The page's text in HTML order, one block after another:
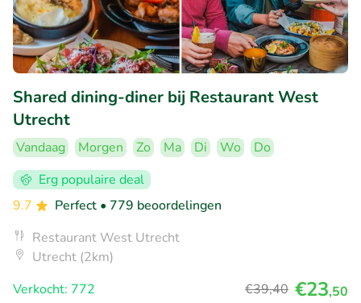
Shared dining-diner bij Restaurant West
Utrecht
Vandaag Morgen Zo Ma Di Wo
Do
Erg populaire deal
9.7
Perfect • 779 beoordelingen
Restaurant West Utrecht
Utrecht (2km)
Verkocht: 772
€39,40 €23,50